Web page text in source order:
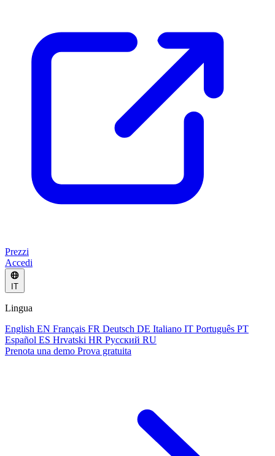
Prezzi
Accedi
IT
Lingua
English EN Français FR Deutsch DE Italiano IT Português PT
Español ES Hrvatski HR Русский RU
Prenota una demo Prova gratuita